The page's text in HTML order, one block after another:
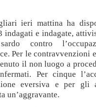
ieri mattina ha
e indagate,
contro
Per le contravvenzioni
il non luogo a
Per cinque
eversiva e per gli
un’aggravante.